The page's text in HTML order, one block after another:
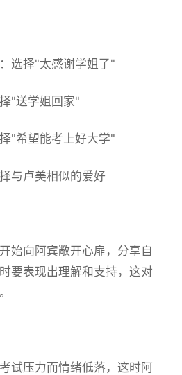
选择"太感谢学姐了"
"送学姐回家"
"希望能考上好大学"
与卢美相似的爱好
始向阿宾敞开心扉，分享自
要表现出理解和支持，这对
试压力而情绪低落，这时阿